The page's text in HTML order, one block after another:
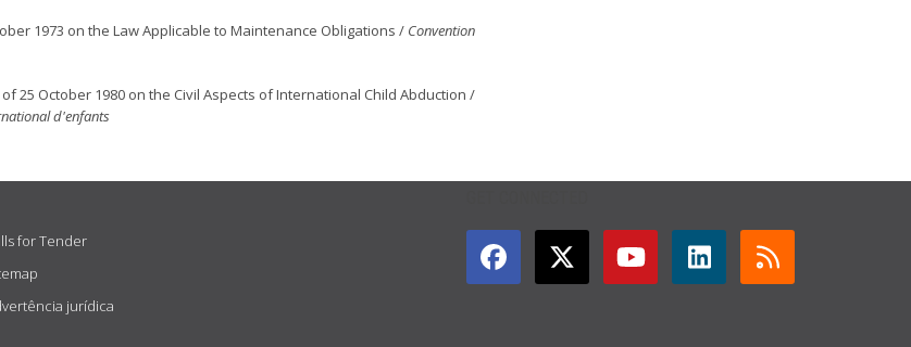
1973 on the Law Applicable to Maintenance Obligations / Convention
25 October 1980 on the Civil Aspects of International Child Abduction /
d'enfants
for Tender
jurídica